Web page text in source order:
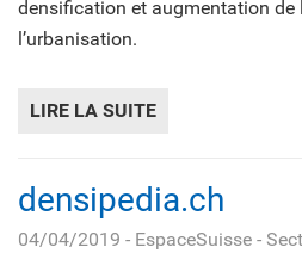
densification et augmentation de
l’urbanisation.
LIRE LA SUITE
densipedia.ch
04/04/2019 - EspaceSuisse -